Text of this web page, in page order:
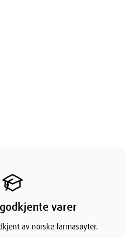
varer
av norske farmasøyter.